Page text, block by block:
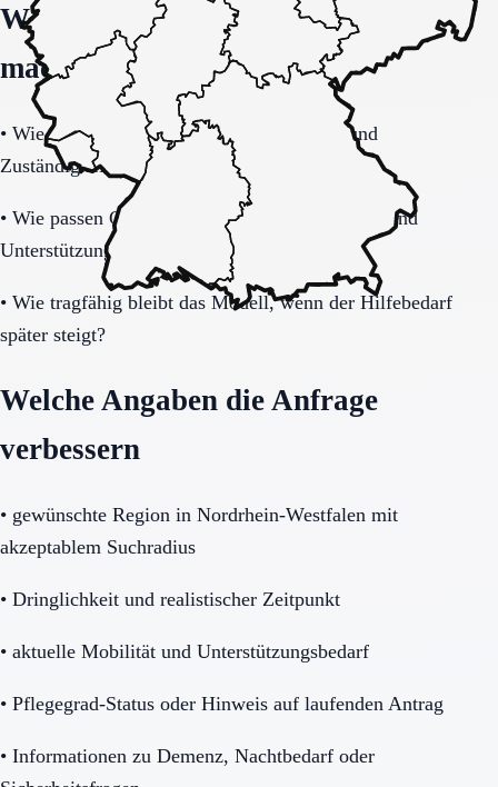
Welche Fragen den Unterschied
machen
• Wie verbindlich sind Betreuung, Präsenz und
Zuständigkeiten im Alltag geregelt?
• Wie passen Gemeinschaftsleben, Privatsphäre und
Unterstützungsbedarf zusammen?
• Wie tragfähig bleibt das Modell, wenn der Hilfebedarf
später steigt?
Welche Angaben die Anfrage
verbessern
• gewünschte Region in Nordrhein-Westfalen mit
akzeptablem Suchradius
• Dringlichkeit und realistischer Zeitpunkt
• aktuelle Mobilität und Unterstützungsbedarf
• Pflegegrad-Status oder Hinweis auf laufenden Antrag
• Informationen zu Demenz, Nachtbedarf oder